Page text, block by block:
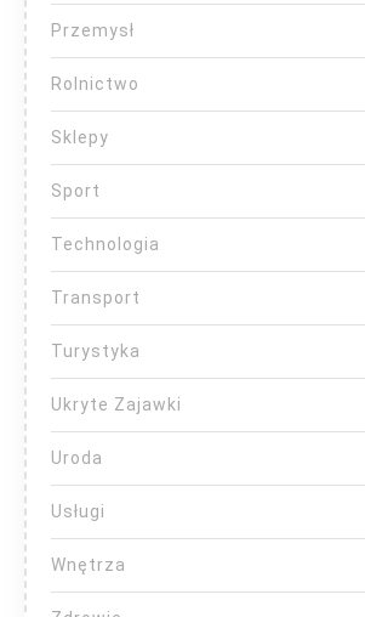
Przemysł
Rolnictwo
Sklepy
Sport
Technologia
Transport
Turystyka
Ukryte Zajawki
Uroda
Usługi
Wnętrza